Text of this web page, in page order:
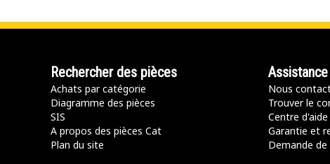
Rechercher des pièces
Achats par catégorie
Diagramme des pièces
SIS
A propos des pièces Cat
Plan du site
Assistance
Nous
Trouver le
Centre d'aide
Garantie et
Demande